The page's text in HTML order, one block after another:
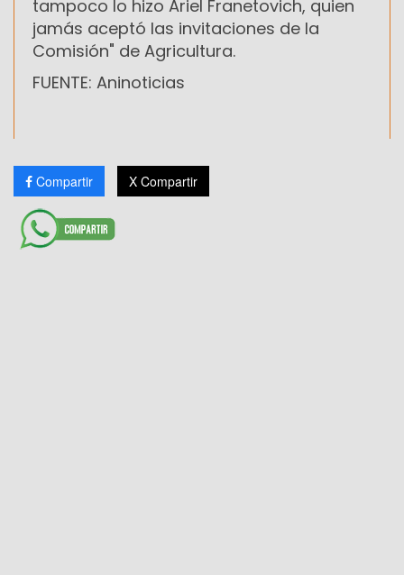
tampoco lo hizo Ariel Franetovich, quien
jamás aceptó las invitaciones de la
Comisión" de Agricultura.
FUENTE: Aninoticias
Compartir X Compartir